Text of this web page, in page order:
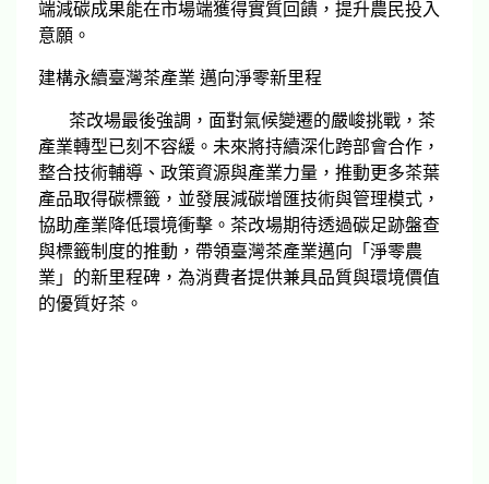
端減碳成果能在市場端獲得實質回饋，提升農民投入
意願。
建構永續臺灣茶產業 邁向淨零新里程
茶改場最後強調，面對氣候變遷的嚴峻挑戰，茶
產業轉型已刻不容緩。未來將持續深化跨部會合作，
整合技術輔導、政策資源與產業力量，推動更多茶葉
產品取得碳標籤，並發展減碳增匯技術與管理模式，
協助產業降低環境衝擊。茶改場期待透過碳足跡盤查
與標籤制度的推動，帶領臺灣茶產業邁向「淨零農
業」的新里程碑，為消費者提供兼具品質與環境價值
的優質好茶。